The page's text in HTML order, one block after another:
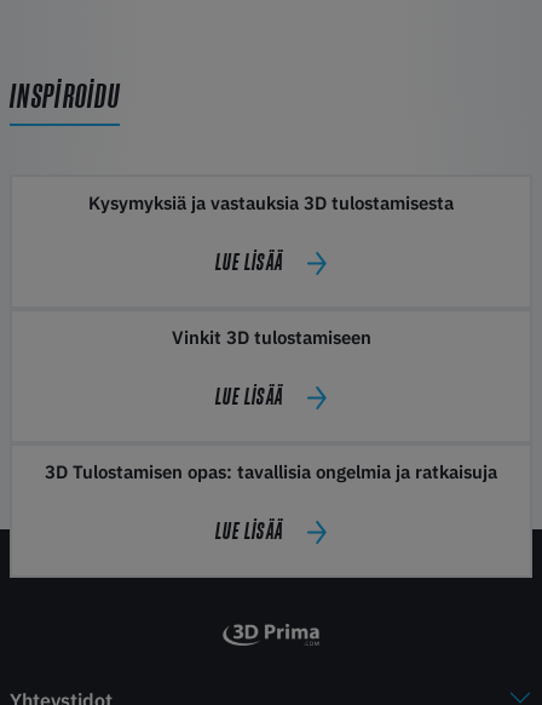
INSPIROIDU
Kysymyksiä ja vastauksia 3D tulostamisesta
LUE LISÄÄ
Vinkit 3D tulostamiseen
LUE LISÄÄ
3D Tulostamisen opas: tavallisia ongelmia ja ratkaisuja
LUE LISÄÄ
Yhteystidot